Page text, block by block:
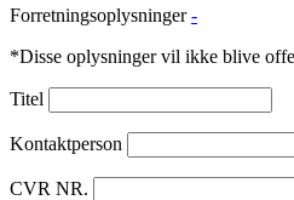
Forretningsoplysninger -
*Disse oplysninger vil ikke blive
Titel
Kontaktperson
CVR NR.